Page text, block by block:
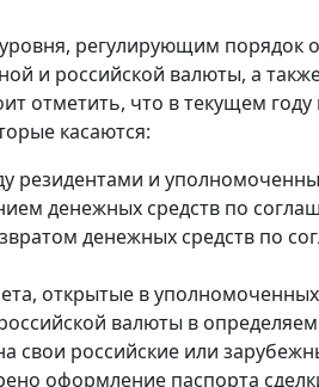
регулирующим порядок
и российской валюты, а
отметить, что в текущем году
касаются:
резидентами и
денежных средств по
денежных средств по
открытые в
валюты в
свои российские или
оформление паспорта